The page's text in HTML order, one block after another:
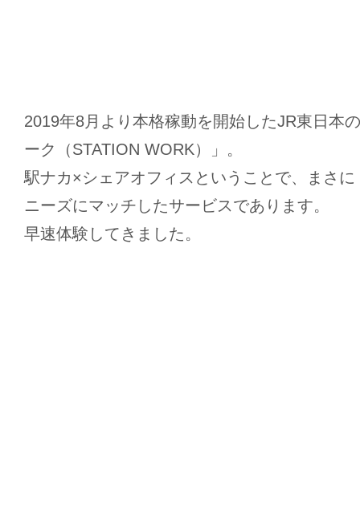
2019年8月より本格稼動を開始したJR東日本
ーク（STATION WORK）」。
駅ナカ×シェアオフィスということで、まさ
ニーズにマッチしたサービスであります。
早速体験してきました。